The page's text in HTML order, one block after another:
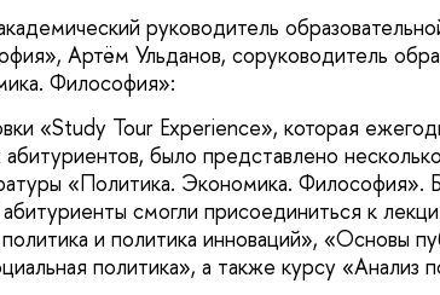
руководитель
Артём Ульданов, соруководитель
Философия»:
«Study Tour Experience», которая
было представлено
«Политика. Экономика. Философия».
смогли присоединиться к
и политика инноваций», «Основы
политика», а также курсу «Анализ